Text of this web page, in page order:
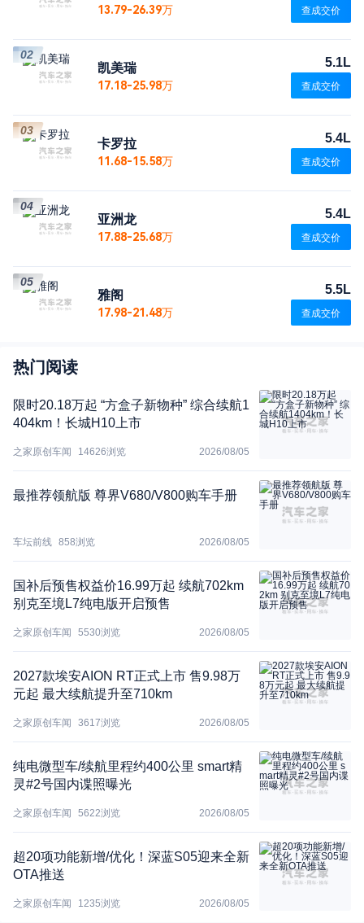
13.79-26.39万 查成交价
凯美瑞
17.18-25.98万
5.1L
查成交价
02
卡罗拉
11.68-15.58万
5.4L
查成交价
03
亚洲龙
17.88-25.68万
5.4L
查成交价
04
雅阁
17.98-21.48万
5.5L
查成交价
05
热门阅读
限时20.18万起 “方盒子新物种” 综合续航1
404km！长城H10上市
之家原创车闻 14626浏览 2026/08/05
最推荐领航版 尊界V680/V800购车手册
车坛前线 858浏览 2026/08/05
国补后预售权益价16.99万起 续航702km
别克至境L7纯电版开启预售
之家原创车闻 5530浏览 2026/08/05
2027款埃安AION RT正式上市 售9.98万
元起 最大续航提升至710km
之家原创车闻 3617浏览 2026/08/05
纯电微型车/续航里程约400公里 smart精
灵#2号国内谍照曝光
之家原创车闻 5622浏览 2026/08/05
超20项功能新增/优化！深蓝S05迎来全新
OTA推送
之家原创车闻 1235浏览 2026/08/05